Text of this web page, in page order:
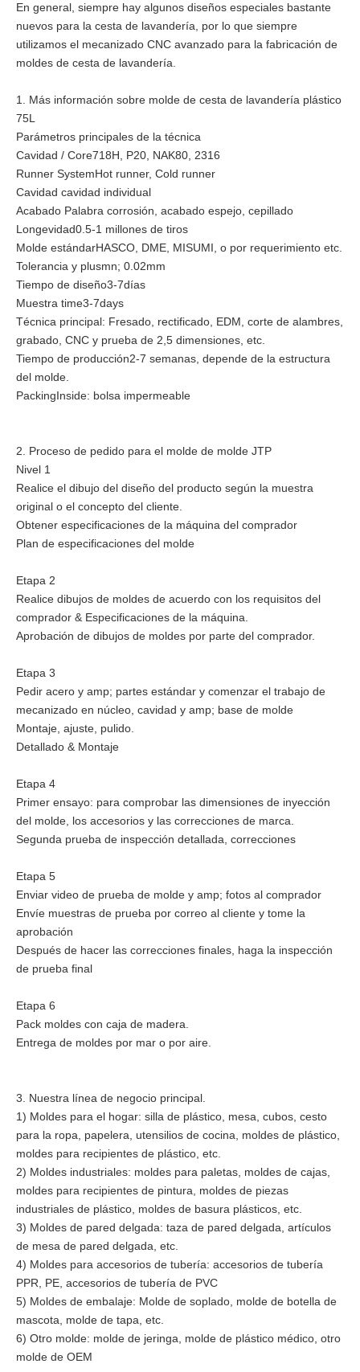
En general, siempre hay algunos diseños especiales bastante
nuevos para la cesta de lavandería, por lo que siempre
utilizamos el mecanizado CNC avanzado para la fabricación de
moldes de cesta de lavandería.
1. Más información sobre molde de cesta de lavandería plástico
75L
Parámetros principales de la técnica
Cavidad / Core718H, P20, NAK80, 2316
Runner SystemHot runner, Cold runner
Cavidad cavidad individual
Acabado Palabra corrosión, acabado espejo, cepillado
Longevidad0.5-1 millones de tiros
Molde estándarHASCO, DME, MISUMI, o por requerimiento etc.
Tolerancia y plusmn; 0.02mm
Tiempo de diseño3-7días
Muestra time3-7days
Técnica principal: Fresado, rectificado, EDM, corte de alambres,
grabado, CNC y prueba de 2,5 dimensiones, etc.
Tiempo de producción2-7 semanas, depende de la estructura
del molde.
PackingInside: bolsa impermeable
2. Proceso de pedido para el molde de molde JTP
Nivel 1
Realice el dibujo del diseño del producto según la muestra
original o el concepto del cliente.
Obtener especificaciones de la máquina del comprador
Plan de especificaciones del molde
Etapa 2
Realice dibujos de moldes de acuerdo con los requisitos del
comprador & Especificaciones de la máquina.
Aprobación de dibujos de moldes por parte del comprador.
Etapa 3
Pedir acero y amp; partes estándar y comenzar el trabajo de
mecanizado en núcleo, cavidad y amp; base de molde
Montaje, ajuste, pulido.
Detallado & Montaje
Etapa 4
Primer ensayo: para comprobar las dimensiones de inyección
del molde, los accesorios y las correcciones de marca.
Segunda prueba de inspección detallada, correcciones
Etapa 5
Enviar video de prueba de molde y amp; fotos al comprador
Envíe muestras de prueba por correo al cliente y tome la
aprobación
Después de hacer las correcciones finales, haga la inspección
de prueba final
Etapa 6
Pack moldes con caja de madera.
Entrega de moldes por mar o por aire.
3. Nuestra línea de negocio principal.
1) Moldes para el hogar: silla de plástico, mesa, cubos, cesto
para la ropa, papelera, utensilios de cocina, moldes de plástico,
moldes para recipientes de plástico, etc.
2) Moldes industriales: moldes para paletas, moldes de cajas,
moldes para recipientes de pintura, moldes de piezas
industriales de plástico, moldes de basura plásticos, etc.
3) Moldes de pared delgada: taza de pared delgada, artículos
de mesa de pared delgada, etc.
4) Moldes para accesorios de tubería: accesorios de tubería
PPR, PE, accesorios de tubería de PVC
5) Moldes de embalaje: Molde de soplado, molde de botella de
mascota, molde de tapa, etc.
6) Otro molde: molde de jeringa, molde de plástico médico, otro
molde de OEM